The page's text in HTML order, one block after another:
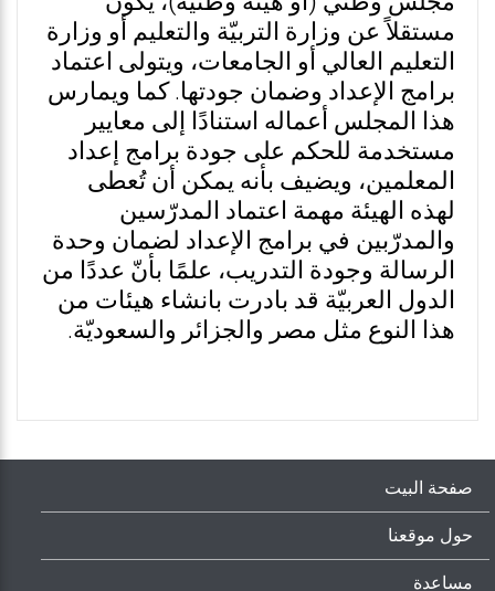
مستقلاً عن وزارة التربيّة والتعليم أو وزارة
التعليم العالي أو الجامعات، ويتولى اعتماد
برامج الإعداد وضمان جودتها. كما ويمارس
هذا المجلس أعماله استنادًا إلى معايير
مستخدمة للحكم على جودة برامج إعداد
المعلمين، ويضيف بأنه يمكن أن تُعطى
لهذه الهيئة مهمة اعتماد المدرّسين
والمدرّبين في برامج الإعداد لضمان وحدة
الرسالة وجودة التدريب، علمًا بأنّ عددًا من
الدول العربيّة قد بادرت بانشاء هيئات من
هذا النوع مثل مصر والجزائر والسعوديّة.
صفحة البيت
حول موقعنا
مساعدة